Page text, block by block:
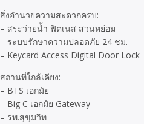
สิ่งอำนวยความสะดวกครบ:
– สระว่ายน้ำ ฟิตเนส สวนหย่อม
– ระบบรักษาความปลอดภัย 24 ชม.
– Keycard Access Digital Door Lock
สถานที่ใกล้เคียง:
– BTS เอกมัย
– Big C เอกมัย Gateway
– รพ.สุขุมวิท